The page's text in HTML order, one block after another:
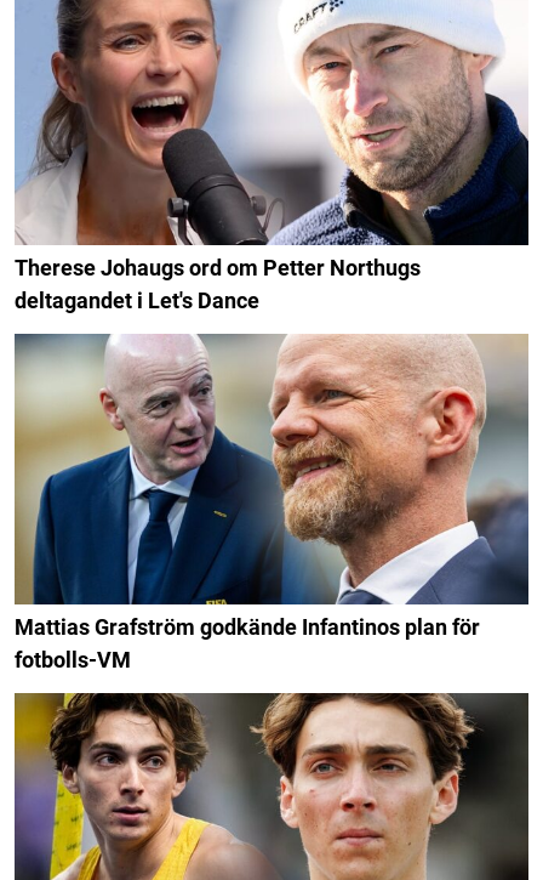
Therese Johaugs ord om Petter Northugs
deltagandet i Let's Dance
Mattias Grafström godkände Infantinos plan för
fotbolls-VM